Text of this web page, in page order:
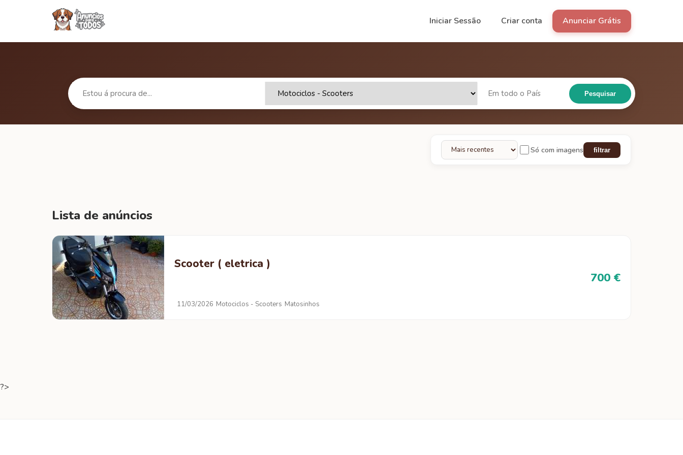
Iniciar Sessão Criar conta Anunciar Grátis
Pesquisar
Só com imagens filtrar
Lista de anúncios
Scooter ( eletrica )
11/03/2026 Motociclos - Scooters Matosinhos
700 €
?>